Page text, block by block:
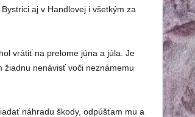
aj v Handlovej i všetkým za
vrátiť na prelome júna a júla. Je
žiadnu nenávisť voči neznámemu
náhradu škody, odpúšťam mu a